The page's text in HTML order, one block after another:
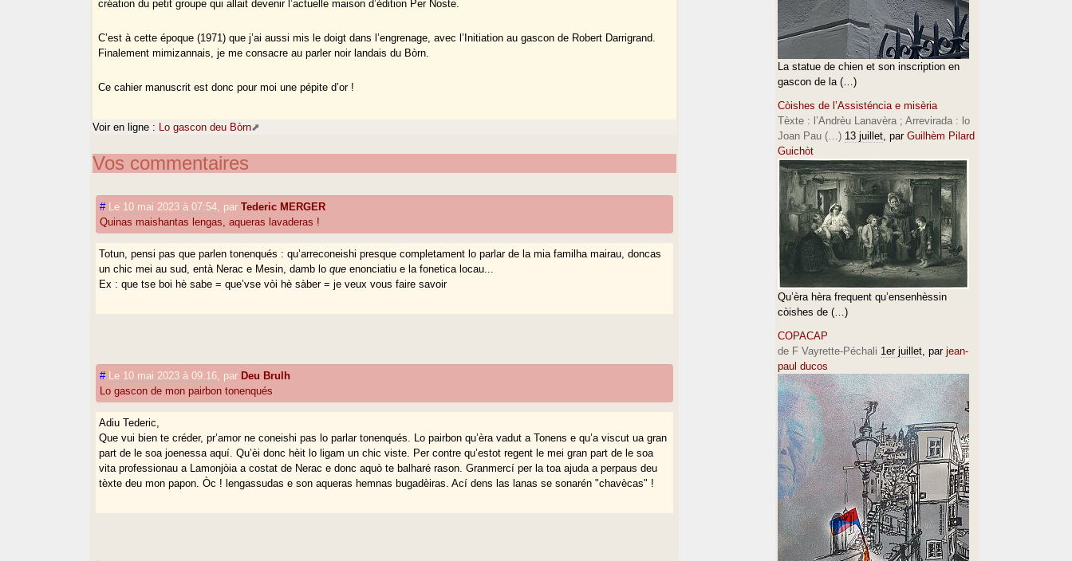
création du petit groupe qui allait devenir l’actuelle maison d’édition Per Noste.
C’est à cette époque (1971) que j’ai aussi mis le doigt dans l’engrenage, avec l’Initiation au gascon de Robert Darrigrand.
Finalement mimizannais, je me consacre au parler noir landais du Bòrn.
Ce cahier manuscrit est donc pour moi une pépite d’or !
Voir en ligne : Lo gascon deu Bòrn
Vos commentaires
# Le 10 mai 2023 à 07:54 parTederic MERGER
Quinas maishantas lengas, aqueras lavaderas !
Totun, pensi pas que parlen tonenqués : qu’arreconeishi presque completament lo parlar de la mia familha mairau, doncas
un chic mei au sud, entà Nerac e Mesin, damb loque enonciatiu e la fonetica locau...
Ex : que tse boi hè sabe = que’vse vòi hè sàber = je veux vous faire savoir
# Le 10 mai 2023 à 09:16 par Deu Brulh
Lo gascon de mon pairbon tonenqués
Adiu Tederic,
Que vui bien te créder, pr’amor ne coneishi pas lo parlar tonenqués. Lo pairbon qu’èra vadut a Tonens e qu’a viscut ua gran
part de le soa joenessa aquí. Qu’èi donc hèit lo ligam un chic viste. Per contre qu’estot regent le mei gran part de le soa
vita professionau a Lamonjòia a costat de Nerac e donc aquò te balharé rason. Granmercí per la toa ajuda a perpaus deu
tèxte deu mon papon. Òc ! lengassudas e son aqueras hemnas bugadèiras. Ací dens las lanas se sonarén "chavècas" !
La statue de chien et son inscription en
gascon de la (…)
Còishes de l’Assisténcia e misèria
Tèxte : l’Andrèu Lanavèra ; Arrevirada : lo
Joan Pau (…) 13 juillet, par Guilhèm Pilard
Guichòt
Qu’èra hèra frequent qu’ensenhèssin
còishes de (…)
COPACAP
de F Vayrette-Péchali 1er juillet, par jean-
paul ducos